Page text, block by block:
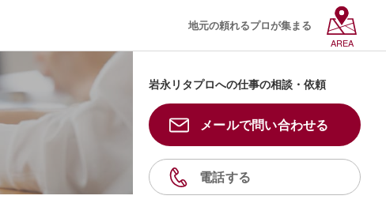
地元の頼れるプロが集まる
AREA
岩永リタプロへの仕事の相談・依頼
メールで問い合わせる
電話する